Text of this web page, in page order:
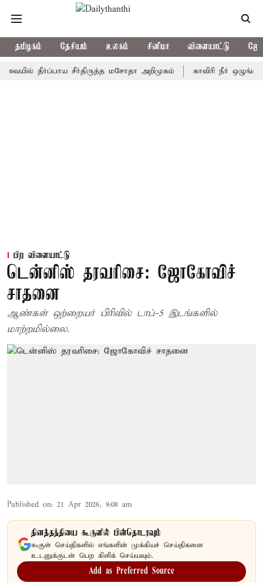
தமிழகம் தேசியம் உலகம் சினிமா விளையாட்டு
தீர்ப்பாய சீர்திருத்த மசோதா அறிமுகம் காவிரி நீர் ஒழுங்காற்று
பிற விளையாட்டு
டென்னிஸ் தரவரிசை: ஜோகோவிச்
சாதனை
ஆண்கள் ஒற்றையர் பிரிவில் டாப்-5 இடங்களில்
மாற்றமில்லை.
Published on: 21 Apr 2026, 9:08 am
தினத்தந்தியை கூகுளில் பின்தொடரவும்
கூகுள் செய்திகளில் எங்களின் முக்கியச் செய்திகளை
உடனுக்குடன் பெற கிளிக் செய்யவும்.
Add as Preferred Source